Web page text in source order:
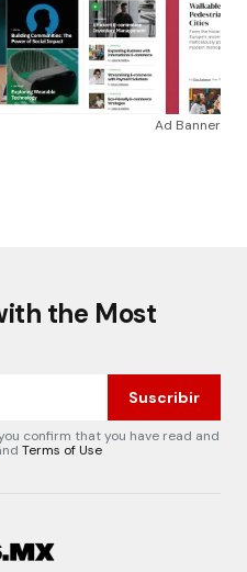
Ad Banner
the Most
Suscribir
confirm that you have read and
Terms of Use